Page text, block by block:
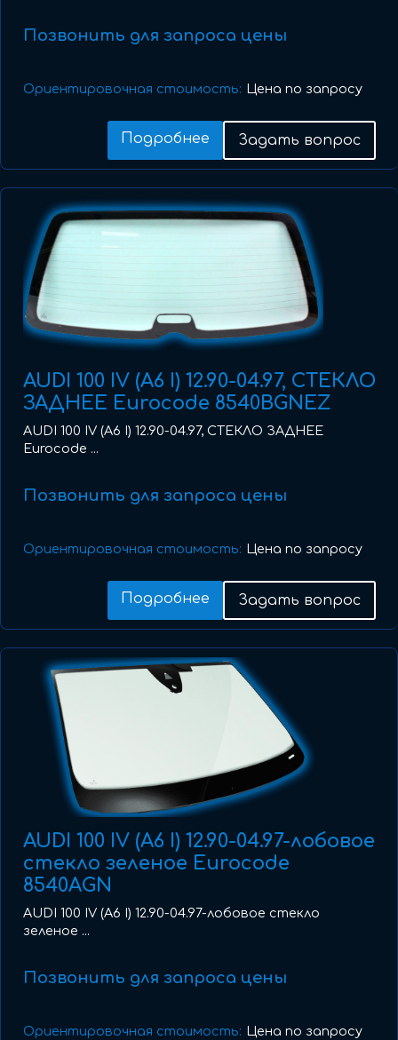
Позвонить для запроса цены
Ориентировочная стоимость: Цена по запросу
Подробнее Задать вопрос
AUDI 100 IV (A6 I) 12.90-04.97, СТЕКЛО
ЗАДНЕЕ Eurocode 8540BGNEZ
AUDI 100 IV (A6 I) 12.90-04.97, СТЕКЛО ЗАДНЕЕ
Eurocode ...
Позвонить для запроса цены
Ориентировочная стоимость: Цена по запросу
Подробнее Задать вопрос
AUDI 100 IV (A6 I) 12.90-04.97-лобовое
стекло зеленое Eurocode
8540AGN
AUDI 100 IV (A6 I) 12.90-04.97-лобовое стекло
зеленое ...
Позвонить для запроса цены
Ориентировочная стоимость: Цена по запросу